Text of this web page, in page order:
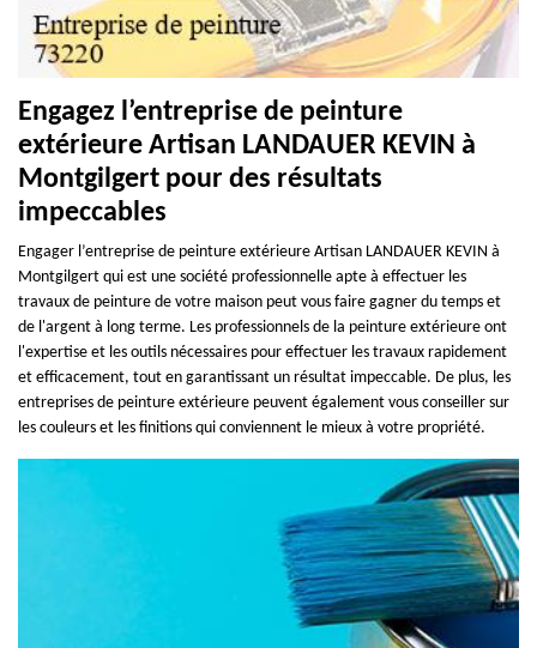
Engagez l’entreprise de peinture
extérieure Artisan LANDAUER KEVIN à
Montgilgert pour des résultats
impeccables
Engager l’entreprise de peinture extérieure Artisan LANDAUER KEVIN à
Montgilgert qui est une société professionnelle apte à effectuer les
travaux de peinture de votre maison peut vous faire gagner du temps et
de l'argent à long terme. Les professionnels de la peinture extérieure ont
l'expertise et les outils nécessaires pour effectuer les travaux rapidement
et efficacement, tout en garantissant un résultat impeccable. De plus, les
entreprises de peinture extérieure peuvent également vous conseiller sur
les couleurs et les finitions qui conviennent le mieux à votre propriété.